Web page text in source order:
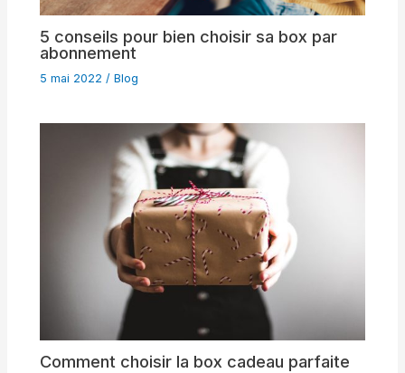
5 conseils pour bien choisir sa box par
abonnement
5 mai 2022 /Blog
Comment choisir la box cadeau parfaite